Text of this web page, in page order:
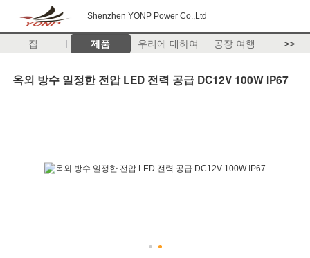
Shenzhen YONP Power Co.,Ltd
집 제품 우리에 대하여 공장 여행 >>
옥외 방수 일정한 전압 LED 전력 공급 DC12V 100W IP67